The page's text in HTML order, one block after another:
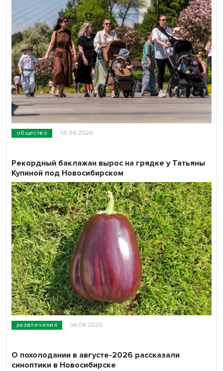
общество 05.08.2026
развлечения 04.08.2026
Рекордный баклажан вырос на грядке у Татьяны
Купиной под Новосибирском
О похолодании в августе-2026 рассказали
синоптики в Новосибирске